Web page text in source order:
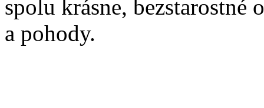
spolu krásne, bezstarostné
a pohody.